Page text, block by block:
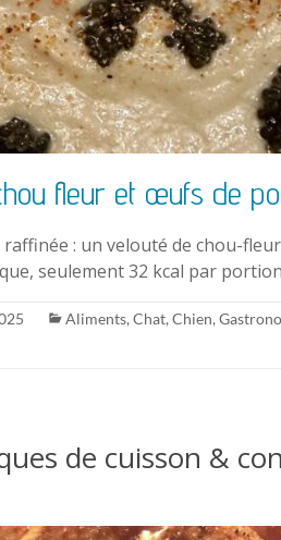
fleur et œufs de
: un velouté de chou-
seulement 32 kcal par
Aliments, Chat, Chien,
de cuisson &